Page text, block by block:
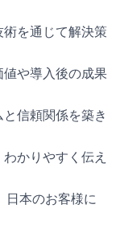
を通じて解決策
や導入後の成果
信頼関係を築き
かりやすく伝え
日本のお客様に